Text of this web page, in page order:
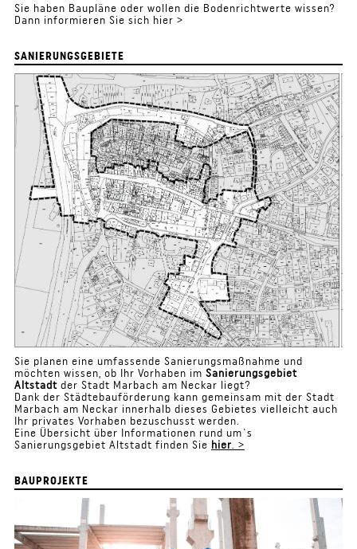
Sie haben Baupläne oder wollen die Bodenrichtwerte wissen?
Dann informieren Sie sich hier >
SANIERUNGSGEBIETE
Sie planen eine umfassende Sanierungsmaßnahme und
möchten wissen, ob Ihr Vorhaben im Sanierungsgebiet
Altstadtder Stadt Marbach am Neckar liegt?
Dank der Städtebauförderung kann gemeinsam mit der Stadt
Marbach am Neckar innerhalb dieses Gebietes vielleicht auch
Ihr privates Vorhaben bezuschusst werden.
Eine Übersicht über Informationen rund um`s
Sanierungsgebiet Altstadt finden Sie hier . >
BAUPROJEKTE